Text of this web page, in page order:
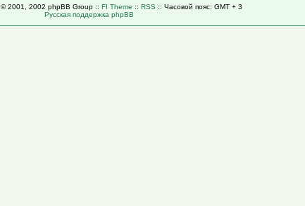
© 2001, 2002 phpBB Group :: FI Theme :: RSS :: Часовой пояс: GMT + 3
Русская поддержка phpBB